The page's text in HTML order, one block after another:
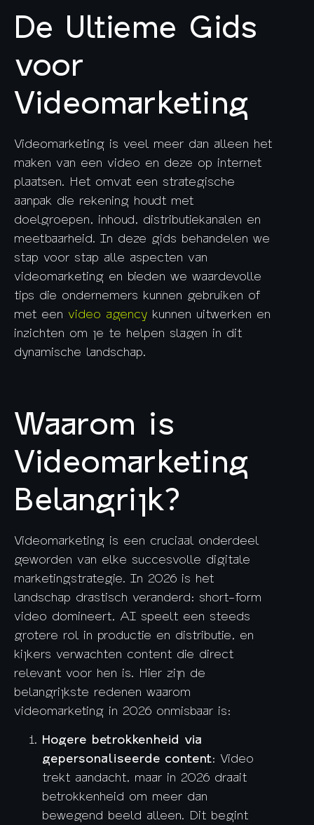
De Ultieme Gids
voor
Videomarketing
Videomarketing is veel meer dan alleen het
maken van een video en deze op internet
plaatsen. Het omvat een strategische
aanpak die rekening houdt met
doelgroepen, inhoud, distributiekanalen en
meetbaarheid. In deze gids behandelen we
stap voor stap alle aspecten van
videomarketing en bieden we waardevolle
tips die ondernemers kunnen gebruiken of
met een video agency kunnen uitwerken en
inzichten om je te helpen slagen in dit
dynamische landschap.
Waarom is
Videomarketing
Belangrijk?
Videomarketing is een cruciaal onderdeel
geworden van elke succesvolle digitale
marketingstrategie. In 2026 is het
landschap drastisch veranderd: short-form
video domineert, AI speelt een steeds
grotere rol in productie en distributie, en
kijkers verwachten content die direct
relevant voor hen is. Hier zijn de
belangrijkste redenen waarom
videomarketing in 2026 onmisbaar is:
Hogere betrokkenheid via
gepersonaliseerde content: Video
trekt aandacht, maar in 2026 draait
betrokkenheid om meer dan
bewegend beeld alleen. Dit begint